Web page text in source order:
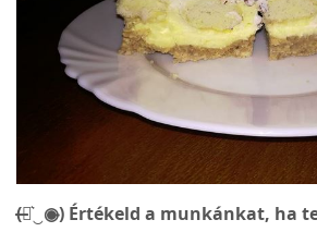
(̶◉͛‿◉̶) Értékeld a munkánkat, ha